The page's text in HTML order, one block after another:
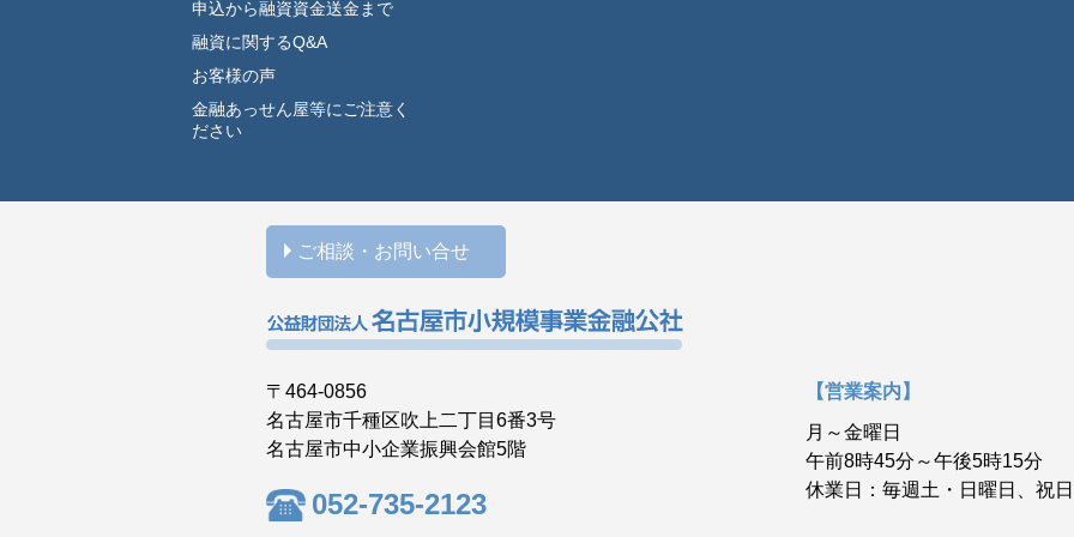
申込から融資資金送金まで
融資に関するQ&A
お客様の声
金融あっせん屋等にご注意く
ださい
ご相談・お問い合せ
〒464-0856
名古屋市千種区吹上二丁目6番3号
名古屋市中小企業振興会館5階
052-735-2123
【営業案内】
月～金曜日
午前8時45分～午後5時15分
休業日：毎週土・日曜日、祝